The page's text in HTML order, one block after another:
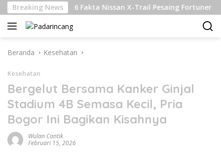
Langsung
ke
konten
Breaking News6 Fakta Nissan X-Trail Pesaing Fortuner dan
Beranda Kesehatan
Kesehatan
Bergelut Bersama Kanker Ginjal
Stadium 4B Semasa Kecil, Pria
Bogor Ini Bagikan Kisahnya
Wulan Cantik
Februari 15, 2026